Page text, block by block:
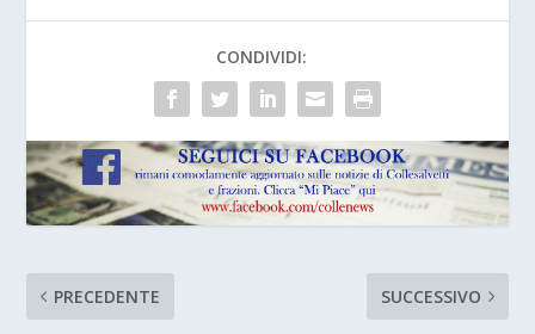
CONDIVIDI:
PRECEDENTE SUCCESSIVO